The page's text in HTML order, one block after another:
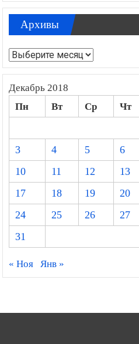
Архивы
Архивы
Декабрь 2018
Пн Вт Ср Чт
3
4 5 6
10
11 12 13
17
18 19 20
24
25 26 27
31
« Ноя Янв »